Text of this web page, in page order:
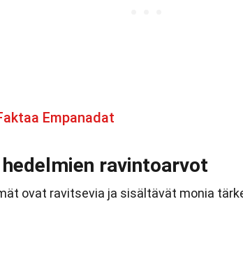
Empanadat
hedelmien ravintoarvot
ovat ravitsevia ja sisältävät monia